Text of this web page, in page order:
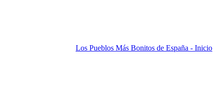
Los Pueblos Más Bonitos de España - Inicio